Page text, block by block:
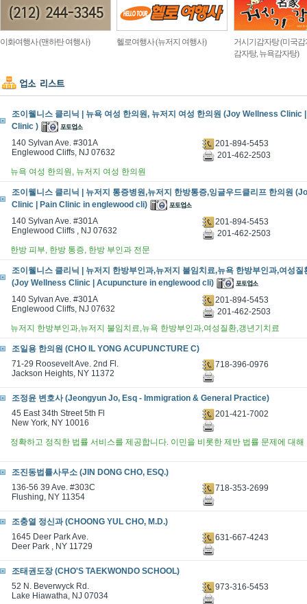
이화여행사 (맨하탄 여행사) 헬로여행사 (뉴저지 여행사)
거시기감자탕 (미국감
감자탕, 뉴욕감자탕)
조이웰니스 클리닉 | 뉴욕 여성 한의원, 뉴저지 여성 한의원 (Joy Wellness
Clinic )
140 Sylvan Ave. #301A
Englewood Cliffs, NJ 07632
201-894-5453
201-462-2503
뉴욕 여성 한의원, 뉴저지 여성 한의원
조이웰니스 클리닉 | 뉴저지 통증병원,뉴저지 한방통증,잉글우드클리프 한의원
Clinic | Pain Clinic in englewood cli)
140 Sylvan Ave. #301A
Englewood Cliffs , NJ 07632
201-894-5453
201-462-2503
한방 피부, 한방 통증, 한방 부인과 전문
조이웰니스 클리닉 | 뉴저지 한방부인과,뉴저지 불임치료,뉴욕 한방부인과,여성질
(Joy Wellness Clinic | Acupuncture in englewood cli)
140 Sylvan Ave. #301A
Englewood Cliffs, NJ 07632
201-894-5453
201-462-2503
뉴저지 한방부인과,뉴저지 불임치료,뉴욕 한방부인과,여성질환,갱년기치료
조일용 한의원 (CHO IL YONG ACUPUNCTURE C)
71-29 Roosevelt Ave. 2nd Fl.
Jackson Heights, NY 11372
718-396-0976
조정윤 변호사 (Jeongyun Jo, Esq - Immigration & General Practice)
45 East 34th Street 5th Fl
New York, NY 10016
201-421-7002
정확하고 정직한 법률 서비스를 제공합니다. 이민을 비롯한 제반 법률 문제에 대
조진동법률사무소 (JIN DONG CHO, ESQ.)
136-56 39 Ave. #303C
Flushing, NY 11354
718-353-2699
조충열 정신과 (CHOONG YUL CHO, M.D.)
1645 Deer Park Ave.
Deer Park , NY 11729
631-667-4243
조태권도장 (CHO'S TAEKWONDO SCHOOL)
52 N. Beverwyck Rd.
Lake Hiawatha, NJ 07034
973-316-5453